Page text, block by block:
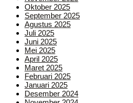
Oktober 2025
September 2025
Agustus 2025
Juli 2025
Juni 2025
Mei 2025
April 2025
Maret 2025
Februari 2025
Januari 2025
Desember 2024